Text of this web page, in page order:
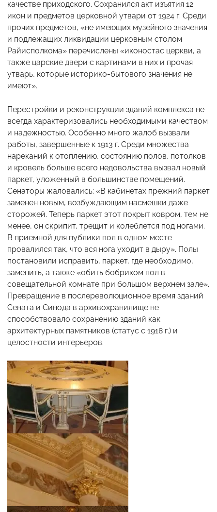
качестве приходского. Сохранился акт изъятия 12
икон и предметов церковной утвари от 1924 г. Среди
прочих предметов, «не имеющих музейного значения
и подлежащих ликвидации церковным столом
Райисполкома» перечислены «иконостас церкви, а
также царские двери с картинами в них и прочая
утварь, которые историко-бытового значения не
имеют».
Перестройки и реконструкции зданий комплекса не
всегда характеризовались необходимыми качеством
и надежностью. Особенно много жалоб вызвали
работы, завершенные к 1913 г. Среди множества
нареканий к отоплению, состоянию полов, потолков
и кровель больше всего недовольства вызвал новый
паркет, уложенный в большинстве помещений.
Сенаторы жаловались: «В кабинетах прежний паркет
заменен новым, возбуждающим насмешки даже
сторожей. Теперь паркет этот покрыт ковром, тем не
менее, он скрипит, трещит и колеблется под ногами.
В приемной для публики пол в одном месте
провалился так, что вся нога уходит в дыру». Полы
постановили исправить, паркет, где необходимо,
заменить, а также «обить бобриком пол в
совещательной комнате при большом верхнем зале».
Превращение в послереволюционное время зданий
Сената и Синода в архивохранилище не
способствовало сохранению зданий как
архитектурных памятников (статус с 1918 г.) и
целостности интерьеров.